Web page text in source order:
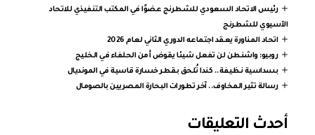
رئيس الاتحاد السعودي للشطرنج عضوًا في المكتب التنفيذي للاتحاد
الآسيوي للشطرنج
اتحاد المناورة يعقد اجتماعه الدوري الثاني لعام 2026
روبيو: واشنطن لن تفعل شيئا يقوض أمن الحلفاء في الخليج
بسداسية نظيفة.. كندا تُلحق بقطر خسارة قاسية في المونديال
رسالة تثير المخاوف.. آخر تطورات البحارة المصريين بالصومال
أحدث التعليقات